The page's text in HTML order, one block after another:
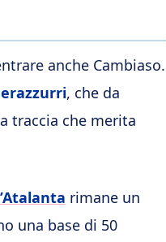
anche Cambiaso.
, che da
traccia che merita
rimane un
una base di 50